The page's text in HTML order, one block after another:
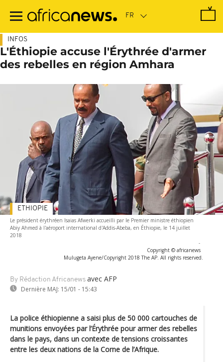
contenu
INFOS
L'Éthiopie accuse l'Érythrée d'armer
des rebelles en région Amhara
Le président érythréen Isaias Afwerki accueilli par le Premier ministre éthiopien
Abiy Ahmed à l'aéroport international d'Addis-Abeba, en Éthiopie, le 14 juillet
2018
-
Copyright © africanews
Mulugeta Ayene/Copyright 2018 The AP. All rights reserved.
By Rédaction Africanews avec AFP
Dernière MAJ: 15/01 - 15:43
ETHIOPIE
La police éthiopienne a saisi plus de 50 000 cartouches de
munitions envoyées par l’Érythrée pour armer des rebelles
dans le pays, dans un contexte de tensions croissantes
entre les deux nations de la Corne de l’Afrique.